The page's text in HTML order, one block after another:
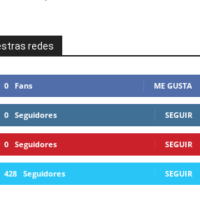
redes
0 Fans ME GUSTA
0 Seguidores SEGUIR
0 Seguidores SEGUIR
428 Seguidores SEGUIR